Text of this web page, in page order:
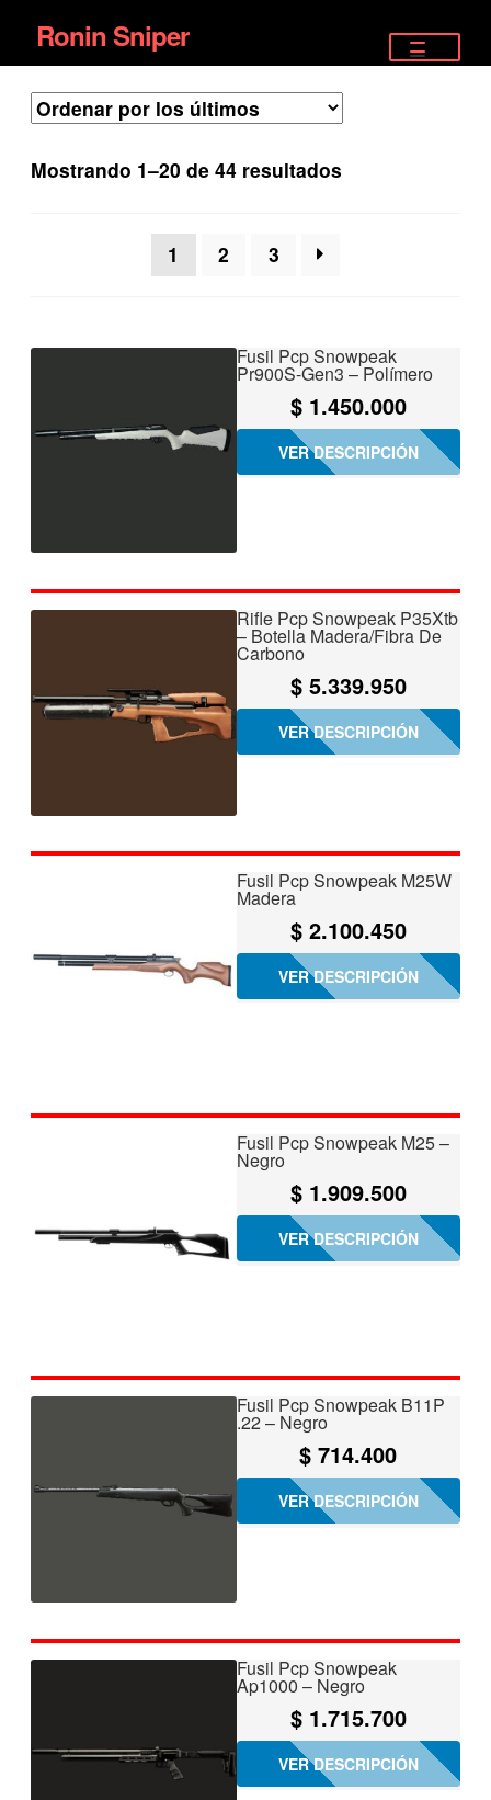
Ir
a
la
Ir
al
contenido
Ronin Sniper
PISTOLAS
RIFLES DEPORTIVOS
Mostrando 1–20 de 44 resultados
1 2 3
Fusil Pcp Snowpeak
Pr900S-Gen3 – Polímero
$1.450.000
VER DESCRIPCIÓN
Rifle Pcp Snowpeak P35Xtb
– Botella Madera/Fibra De
Carbono
$5.339.950
VER DESCRIPCIÓN
Fusil Pcp Snowpeak M25W
Madera
$2.100.450
VER DESCRIPCIÓN
Fusil Pcp Snowpeak M25 –
Negro
$1.909.500
VER DESCRIPCIÓN
Fusil Pcp Snowpeak B11P
.22 – Negro
$ 714.400
VER DESCRIPCIÓN
Fusil Pcp Snowpeak
Ap1000 – Negro
$1.715.700
VER DESCRIPCIÓN